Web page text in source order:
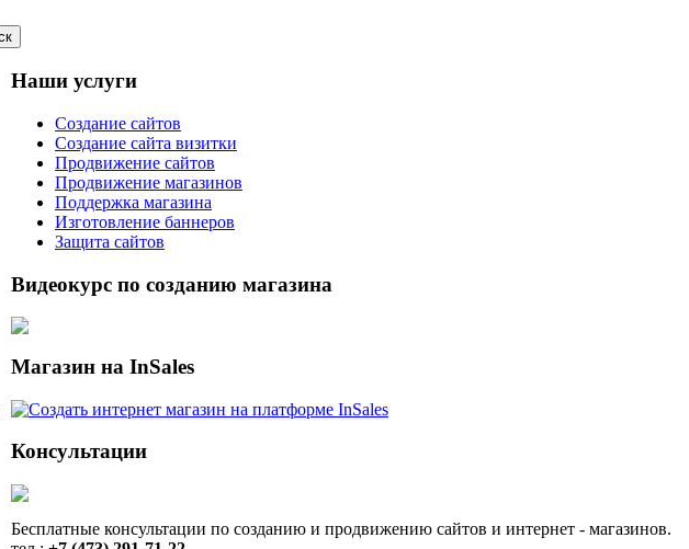
Наши услуги
Создание сайтов
Создание сайта визитки
Продвижение сайтов
Продвижение магазинов
Поддержка магазина
Изготовление баннеров
Защита сайтов
Видеокурс по созданию магазина
Магазин на InSales
Консультации
Бесплатные консультации по созданию и продвижению сайтов и интернет - магазинов.